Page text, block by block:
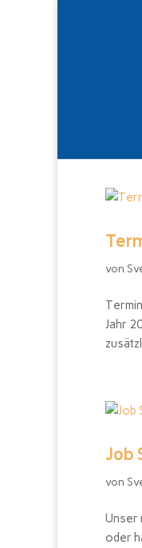
von
Jahr
Job
von
Unser
oder